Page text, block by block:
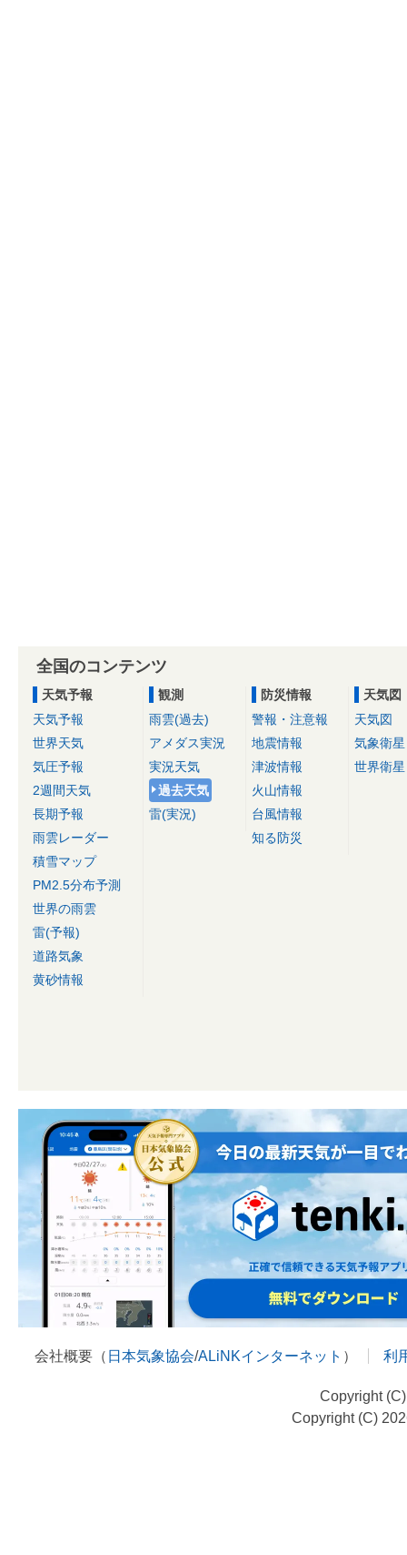
全国のコンテンツ
天気予報
天気予報
世界天気
気圧予報
2週間天気
長期予報
雨雲レーダー
積雪マップ
PM2.5分布予測
世界の雨雲
雷(予報)
道路気象
黄砂情報
観測
雨雲(過去)
アメダス実況
実況天気
過去天気
雷(実況)
防災情報
警報・注意報
地震情報
津波情報
火山情報
台風情報
知る防災
天気図
天気図
気象衛星
世界衛星
会社概要（ 日本気象協会/ALiNKインターネット ） 利
Copyright
Copyright (C)